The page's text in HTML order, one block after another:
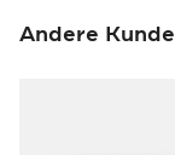
Andere